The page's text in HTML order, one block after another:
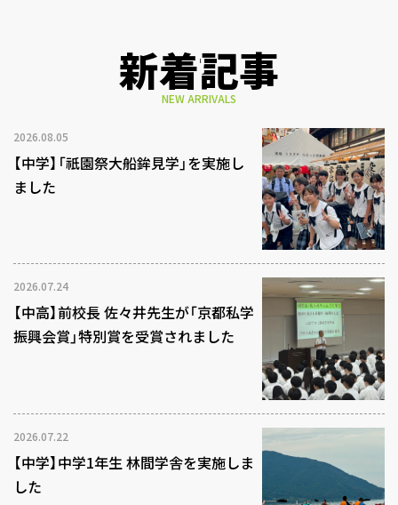
新着記事
NEW ARRIVALS
2026.08.05
【中学】「祇園祭大船鉾見学」を実施し
ました
2026.07.24
【中高】前校長 佐々井先生が「京都私学
振興会賞」特別賞を受賞されました
2026.07.22
【中学】中学1年生 林間学舎を実施しま
した